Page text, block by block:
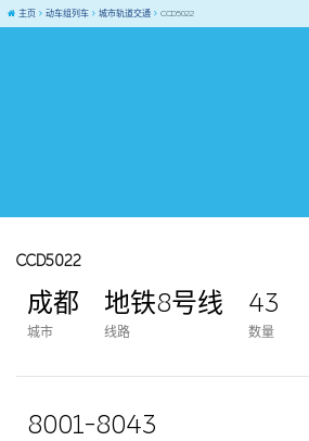
主页 动车组列车 城市轨道交通 CCD5022
CCD5022
成都
城市
地铁8号线
线路
43
数量
8001-8043